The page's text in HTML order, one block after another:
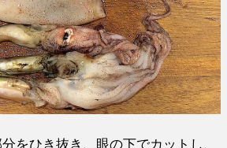
をひき抜き、眼の下でカットし、